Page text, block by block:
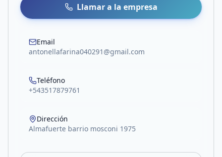
Llamar a la empresa
Email
antonellafarina040291@gmail.com
Teléfono
+543517879761
Dirección
Almafuerte barrio mosconi 1975